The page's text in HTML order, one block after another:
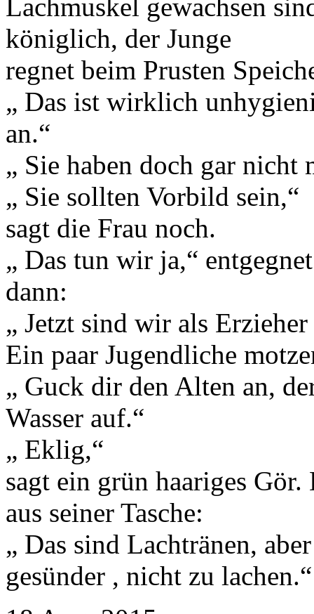
Lachmuskel gewachsen
königlich, der Junge
regnet beim Prusten
„ Das ist wirklich
an.“
„ Sie haben doch gar nicht
„ Sie sollten Vorbild sein,“
sagt die Frau noch.
„ Das tun wir ja,“
dann:
„ Jetzt sind wir als
Ein paar Jugendliche
„ Guck dir den Alten an,
Wasser auf.“
„ Eklig,“
sagt ein grün haariges
aus seiner Tasche:
„ Das sind Lachtränen,
gesünder , nicht zu lachen.“